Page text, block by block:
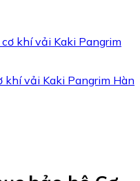
vải Kaki Pangrim Hàn